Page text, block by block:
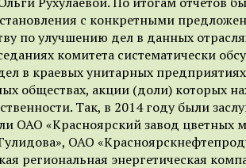
с конкретными
по улучшению дел в данных
комитета систематически
в краевых унитарных
обществах, акции (доли) которых
Так, в 2014 году были
ОАО «Красноярский завод цветных
ОАО
региональная энергетическая